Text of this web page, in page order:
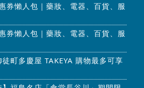
券懶人包｜藥妝、電器、百貨、服
券懶人包｜藥妝、電器、百貨、服
徒町多慶屋 TAKEYA 購物最多可享